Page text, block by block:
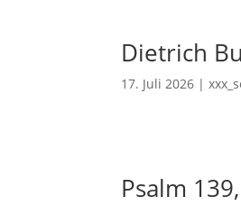
Dietrich
17. Juli 2026 |
Psalm